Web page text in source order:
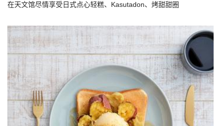
在天文馆尽情享受日式点心轻糕、Kasutadon、烤甜甜圈